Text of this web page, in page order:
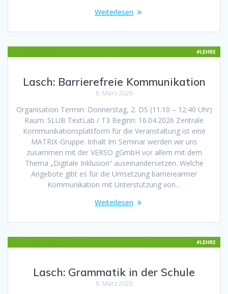
Weiterlesen
Lasch: Barrierefreie Kommunikation
8. März 2026
Organisation Termin: Donnerstag, 2. DS (11:10 – 12:40 Uhr)
Raum: SLUB TextLab / T3 Beginn: 16.04.2026 Zentrale
Kommunikationsplattform für die Veranstaltung ist eine
MATRIX-Gruppe. Inhalt Im Seminar werden wir uns
zusammen mit der VERSO gGmbH vor allem mit dem
Thema „Digitale Inklusion“ auseinandersetzen. Welche
Angebote gibt es für die Umsetzung barrierearmer
Kommunikation mit Unterstützung von…
Weiterlesen
Lasch: Grammatik in der Schule
8. März 2026